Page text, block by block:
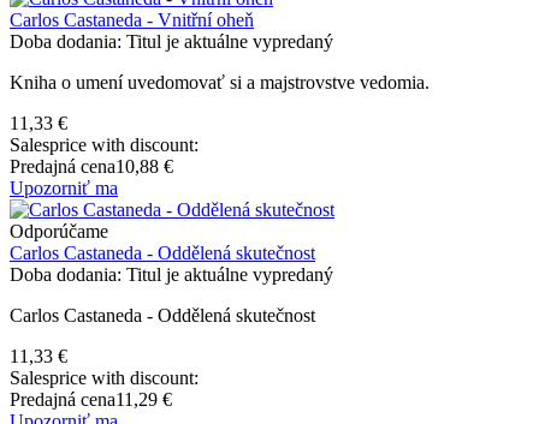
Carlos Castaneda - Vnitřní oheň
Doba dodania: Titul je aktuálne vypredaný
Kniha o umení uvedomovať si a majstrovstve vedomia.
11,33 €
Salesprice with discount:
Predajná cena10,88 €
Upozorniť ma
Odporúčame
Carlos Castaneda - Oddělená skutečnost
Doba dodania: Titul je aktuálne vypredaný
Carlos Castaneda - Oddělená skutečnost
11,33 €
Salesprice with discount:
Predajná cena11,29 €